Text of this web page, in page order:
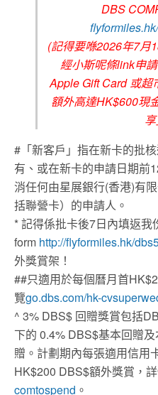
DBS
(記得要喺2026年7月
經小斯呢條link申
Apple Gift Card 或超
額外高達HK$600現
#「新客戶」指在新卡的批
有、或在新卡的申請日期前
消任何由星展銀行(香港)有
括聯營卡）的申請人。
* 記得係批卡後7日內填返我
form http://flyformiles.hk/
外獎賞架！
##只適用於每個曆月首
覽go.dbs.com/hk-
^ 3% DBS$ 回贈獎賞包括
下的 0.4% DBS$基本回贈
贈。計劃期內每張適用信用
HK$200 DBS$額外獎賞，
comtospend 。